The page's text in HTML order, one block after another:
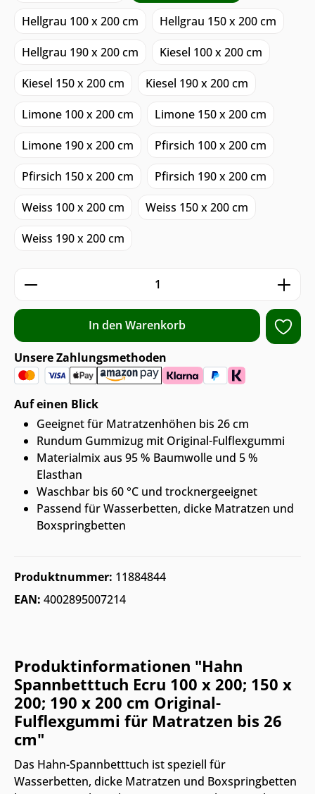
Hellgrau 100 x 200 cm
Hellgrau 150 x 200 cm
Hellgrau 190 x 200 cm
Kiesel 100 x 200 cm
Kiesel 150 x 200 cm
Kiesel 190 x 200 cm
Limone 100 x 200 cm
Limone 150 x 200 cm
Limone 190 x 200 cm
Pfirsich 100 x 200 cm
Pfirsich 150 x 200 cm
Pfirsich 190 x 200 cm
Weiss 100 x 200 cm
Weiss 150 x 200 cm
Weiss 190 x 200 cm
Produkt Anzahl: Gib den
In den Warenkorb
Unsere Zahlungsmethoden
Auf einen Blick
Geeignet für Matratzenhöhen bis 26 cm
Rundum Gummizug mit Original-Fulflexgummi
Materialmix aus 95 % Baumwolle und 5 %
Elasthan
Waschbar bis 60 °C und trocknergeeignet
Passend für Wasserbetten, dicke Matratzen und
Boxspringbetten
Produktnummer: 11884844
EAN: 4002895007214
Produktinformationen "Hahn
Spannbetttuch Ecru 100 x 200; 150 x
200; 190 x 200 cm Original-
Fulflexgummi für Matratzen bis 26
cm"
Das Hahn-Spannbetttuch ist speziell für
Wasserbetten, dicke Matratzen und Boxspringbetten